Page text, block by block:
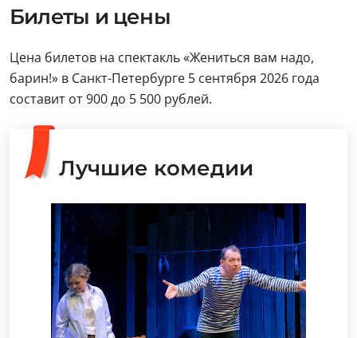
Билеты и цены
Цена билетов на спектакль «Жениться вам надо,
барин!» в Санкт-Петербурге 5 сентября 2026 года
составит от 900 до 5 500 рублей.
Лучшие комедии